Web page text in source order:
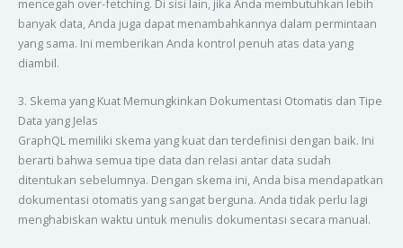
banyak data, Anda juga dapat menambahkannya dalam permintaan
yang sama. Ini memberikan Anda kontrol penuh atas data yang
diambil.
3. Skema yang Kuat Memungkinkan Dokumentasi Otomatis dan Tipe
Data yang Jelas
GraphQL memiliki skema yang kuat dan terdefinisi dengan baik. Ini
berarti bahwa semua tipe data dan relasi antar data sudah
ditentukan sebelumnya. Dengan skema ini, Anda bisa mendapatkan
dokumentasi otomatis yang sangat berguna. Anda tidak perlu lagi
menghabiskan waktu untuk menulis dokumentasi secara manual.